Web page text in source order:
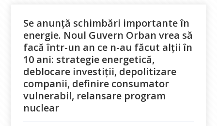
Se anunță schimbări importante în
energie. Noul Guvern Orban vrea să
facă într-un an ce n-au făcut alții în
10 ani: strategie energetică,
deblocare investiții, depolitizare
companii, definire consumator
vulnerabil, relansare program
nuclear